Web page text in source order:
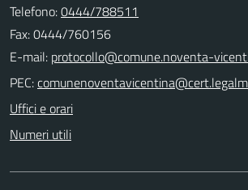
Telefono:0444/788511
Fax: 0444/760156
E-mail:
PEC:
Uffici e orari
Numeri utili